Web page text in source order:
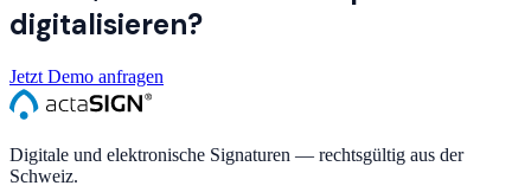
digitalisieren?
Jetzt Demo anfragen
Digitale und elektronische Signaturen — rechtsgültig aus der
Schweiz.